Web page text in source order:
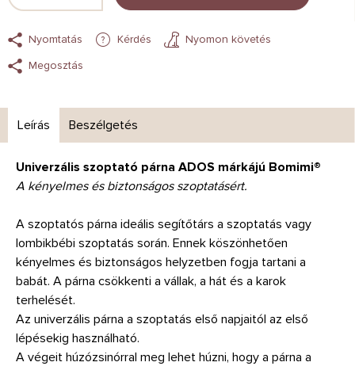
Nyomtatás Kérdés
Nyomon követés
Megosztás
Leírás Beszélgetés
Univerzális szoptató párna ADOS márkájú Bomimi®
A kényelmes és biztonságos szoptatásért.
A szoptatós párna ideális segítőtárs a szoptatás vagy
lombikbébi szoptatás során. Ennek köszönhetően
kényelmes és biztonságos helyzetben fogja tartani a
babát. A párna csökkenti a vállak, a hát és a karok
terhelését.
Az univerzális párna a szoptatás első napjaitól az első
lépésekig használható.
A végeit húzózsinórral meg lehet húzni, hogy a párna a